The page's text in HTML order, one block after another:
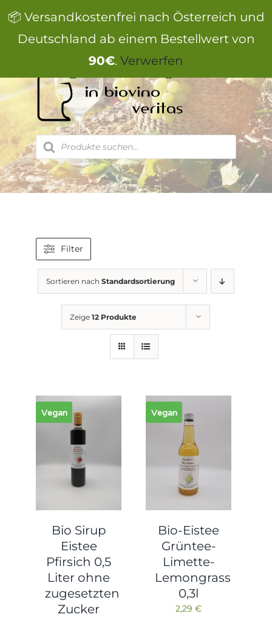
📦 Versandkostenfrei nach Österreich und
Deutschland ab einem Bestellwert von
90€. Verwerfen
Inhalt
springen
Products
search
Filter
Sortieren nach Standardsortierung
Zeige12 Produkte
Vegan
Bio Sirup
Eistee
Pfirsich 0,5
Liter ohne
zugesetzten
Zucker
Vegan
Bio-Eistee
Grüntee-
Limette-
Lemongrass
0,3l
2,29€